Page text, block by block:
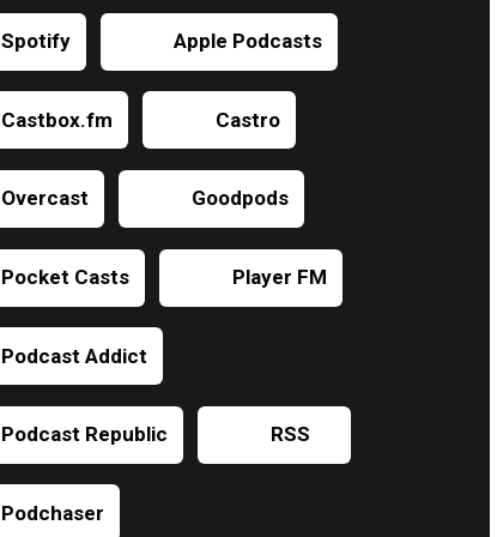
Spotify Apple Podcasts
Castbox.fm Castro
Overcast Goodpods
Pocket Casts Player FM
Podcast Addict
Podcast Republic RSS
Podchaser